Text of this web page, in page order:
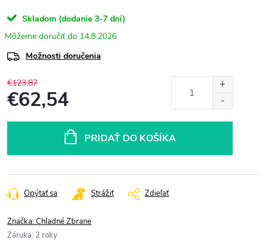
Skladom (dodanie 3-7 dní)
14.8.2026
Možnosti doručenia
€123,87
€62,54
PRIDAŤ DO KOŠÍKA
Opýtať sa Strážiť Zdieľať
Značka:Chladné Zbrane
Záruka: 2 roky